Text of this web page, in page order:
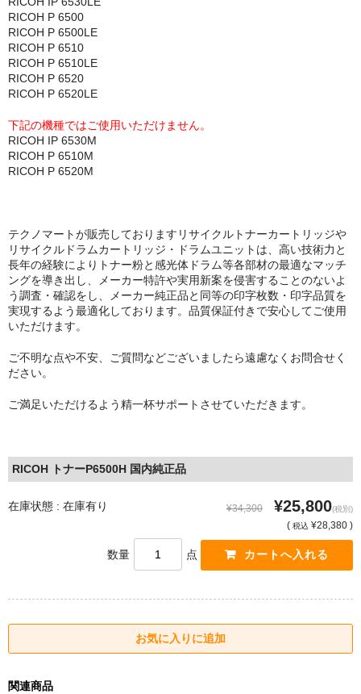
RICOH P 6500
RICOH P 6500LE
RICOH P 6510
RICOH P 6510LE
RICOH P 6520
RICOH P 6520LE
下記の機種ではご使用いただけません。
RICOH IP 6530M
RICOH P 6510M
RICOH P 6520M
テクノマートが販売しておりますリサイクルトナーカートリッジや
リサイクルドラムカートリッジ・ドラムユニットは、高い技術力と
長年の経験によりトナー粉と感光体ドラム等各部材の最適なマッチ
ングを導き出し、メーカー特許や実用新案を侵害することのないよ
う調査・確認をし、メーカー純正品と同等の印字枚数・印字品質を
実現するよう最適化しております。品質保証付きで安心してご使用
いただけます。
ご不明な点や不安、ご質問などございましたら遠慮なくお問合せく
ださい。
ご満足いただけるよう精一杯サポートさせていただきます。
RICOH トナーP6500H 国内純正品
在庫状態 : 在庫有り ¥34,300 ¥25,800(税別)
( 税込 ¥28,380 )
数量 点
関連商品